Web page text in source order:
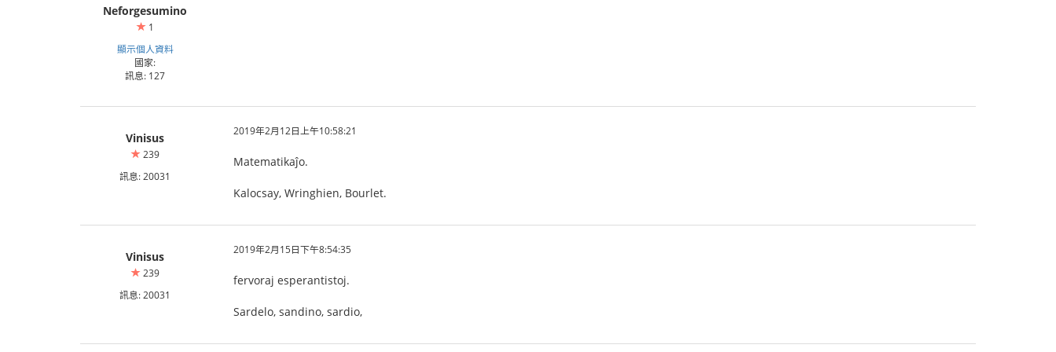
Neforgesumino
1
顯示個人資料
國家:
訊息: 127
Vinisus
239
訊息: 20031
2019年2月12日上午10:58:21
Matematikaĵo.
Kalocsay, Wringhien, Bourlet.
Vinisus
239
訊息: 20031
2019年2月15日下午8:54:35
fervoraj esperantistoj.
Sardelo, sandino, sardio,